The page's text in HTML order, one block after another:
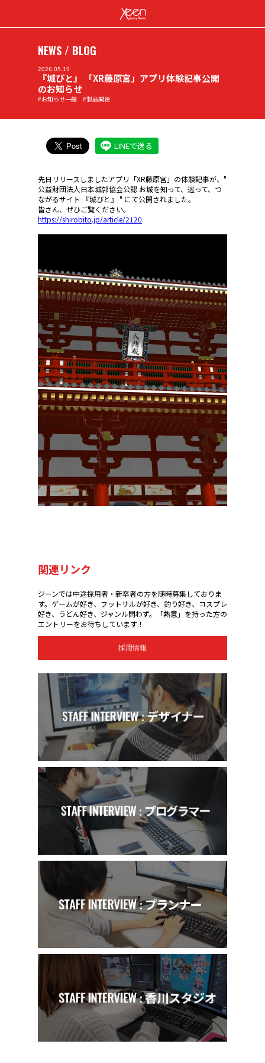
NEWS / BLOG
2026.05.19
『城びと』 「XR藤原宮」アプリ体験記事公開
のお知らせ
#お知らせ一般 #製品関連
LINEで送る
先日リリースしましたアプリ「XR藤原宮」の体験記事が、"
公益財団法人日本城郭協会公認 お城を知って、巡って、つ
ながるサイト 『城びと』 " にて公開されました。
皆さん、ぜひご覧ください。
https://shirobito.jp/article/2120
関連リンク
ジーンでは中途採用者・新卒者の方を随時募集しておりま
す。ゲームが好き、フットサルが好き、釣り好き、コスプレ
好き、うどん好き、ジャンル問わず。「熱意」を持った方の
エントリーをお待ちしています！
採用情報